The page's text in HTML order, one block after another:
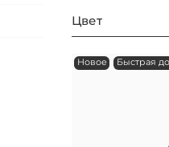
Цвет
Новое Быстрая